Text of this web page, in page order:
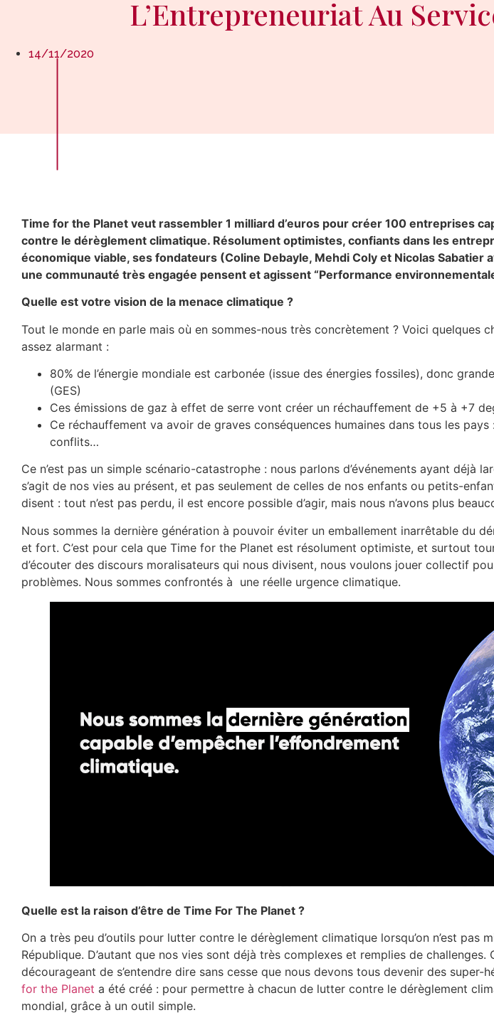
L’Entrepreneuriat Au
14/11/2020
Time for the Planet veut rassembler 1 milliard d’euros pour créer 100 entreprises
contre le dérèglement climatique. Résolument optimistes, confiants dans les
économique viable, ses fondateurs (Coline Debayle, Mehdi Coly et Nicolas
une communauté très engagée pensent et agissent “Performance
Quelle est votre vision de la menace climatique ?
Tout le monde en parle mais où en sommes-nous très concrètement ? Voici quelques
assez alarmant :
80% de l’énergie mondiale est carbonée (issue des énergies fossiles), donc
(GES)
Ces émissions de gaz à effet de serre vont créer un réchauffement de +5 à +7
Ce réchauffement va avoir de graves conséquences humaines dans tous les
conflits…
Ce n’est pas un simple scénario-catastrophe : nous parlons d’événements ayant déjà
s’agit de nos vies au présent, et pas seulement de celles de nos enfants ou petits-
disent : tout n’est pas perdu, il est encore possible d’agir, mais nous n’avons plus
Nous sommes la dernière génération à pouvoir éviter un emballement inarrêtable du
et fort. C’est pour cela que Time for the Planet est résolument optimiste, et surtout
d’écouter des discours moralisateurs qui nous divisent, nous voulons jouer collectif
problèmes. Nous sommes confrontés à une réelle urgence climatique.
Quelle est la raison d’être de Time For The Planet ?
On a très peu d’outils pour lutter contre le dérèglement climatique lorsqu’on n’est pas
République. D’autant que nos vies sont déjà très complexes et remplies de challenges.
décourageant de s’entendre dire sans cesse que nous devons tous devenir des super-
for the Planet a été créé : pour permettre à chacun de lutter contre le dérèglement
mondial, grâce à un outil simple.